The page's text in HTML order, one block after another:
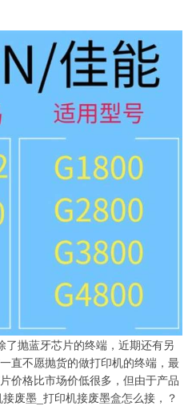
抛蓝牙芯片的终端，近期还有另
直不愿抛货的做打印机的终端，最
价格比市场价低很多，但由于产品
废墨_打印机接废墨盒怎么接，？